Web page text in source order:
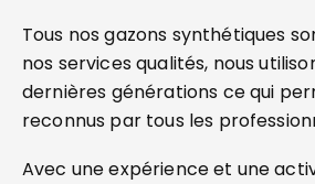
Tous nos gazons synthétiques
nos services qualités, nous
dernières générations ce qui
reconnus par tous les
Avec une expérience et une